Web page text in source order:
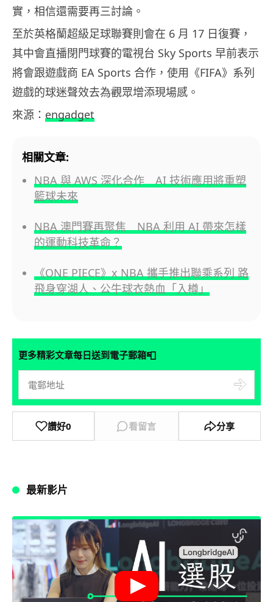
實，相信還需要再三討論。
至於英格蘭超級足球聯賽則會在 6 月 17 日復賽，
其中會直播閉門球賽的電視台 Sky Sports 早前表示
將會跟遊戲商 EA Sports 合作，使用《FIFA》系列
遊戲的球迷聲效去為觀眾增添現場感。
來源： engadget
相關文章:
NBA 與 AWS 深化合作 AI 技術應用將重塑
籃球未來
NBA 澳門賽再聚焦 NBA 利用 AI 帶來怎樣
的運動科技革命？
《ONE PIECE》x NBA 攜手推出聯乘系列 路
飛身穿湖人、公牛球衣熱血「入樽」
更多精彩文章每日送到電子郵箱📮
讚好0 看留言 分享
最新影片